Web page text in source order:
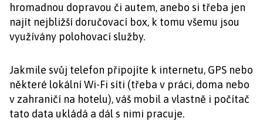
hromadnou dopravou či autem, anebo si třeba jen
najít nejbližší doručovací box, k tomu všemu jsou
využívány polohovací služby.
Jakmile svůj telefon připojíte k internetu, GPS nebo
některé lokální Wi-Fi síti (třeba v práci, doma nebo
v zahraničí na hotelu), váš mobil a vlastně i počítač
tato data ukládá a dál s nimi pracuje.